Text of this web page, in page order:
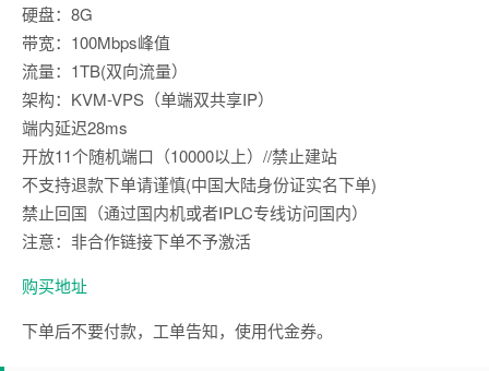
硬盘：8G
带宽：100Mbps峰值
流量：1TB(双向流量）
架构：KVM-VPS（单端双共享IP）
端内延迟28ms
开放11个随机端口（10000以上）//禁止建站
不支持退款下单请谨慎(中国大陆身份证实名下单)
禁止回国（通过国内机或者IPLC专线访问国内）
注意：非合作链接下单不予激活
购买地址
下单后不要付款，工单告知，使用代金券。